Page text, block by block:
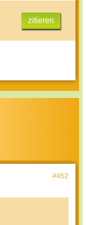
zitieren
#452